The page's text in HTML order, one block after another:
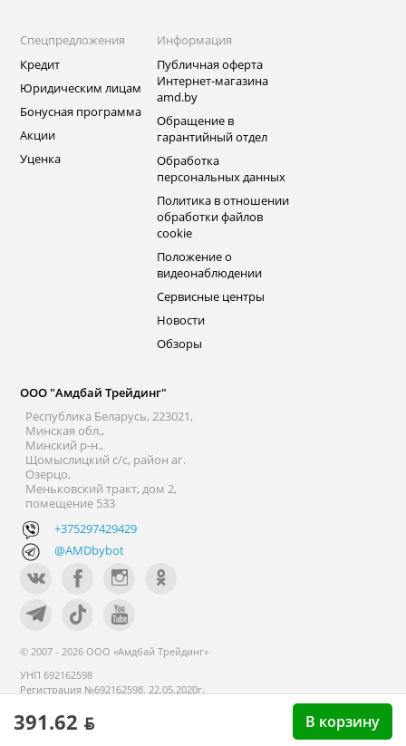
391.62 ƃ В корзину
Спецпредложения
Кредит
Юридическим лицам
Бонусная программа
Акции
Уценка
Информация
Публичная оферта
Интернет-магазина
amd.by
Обращение в
гарантийный отдел
Обработка
персональных данных
Политика в отношении
обработки файлов
cookie
Положение о
видеонаблюдении
Сервисные центры
Новости
Обзоры
ООО "Амдбай Трейдинг"
Республика Беларусь, 223021,
Минская обл.,
Минский р-н.,
Щомыслицкий с/с, район аг.
Озерцо,
Меньковский тракт, дом 2,
помещение 533
+375297429429
@AMDbybot
© 2007 - 2026 ООО «Амдбай Трейдинг»
УНП 692162598
Регистрация №692162598, 22.05.2020г.
реестре с 14 сентября 2020г.